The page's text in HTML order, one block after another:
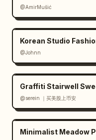
@AmirMušić
Korean Studio
@Johnn
Graffiti Stairwell
@serein ｜买美股上币安
Minimalist Meadow